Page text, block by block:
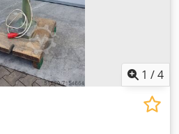
1 /4